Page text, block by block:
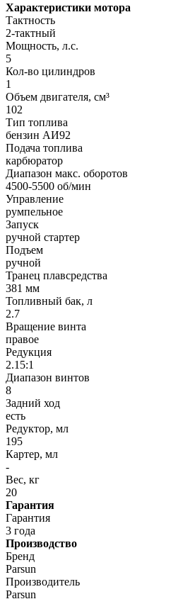
Характеристики мотора
Тактность
2-тактный
Мощность, л.с.
5
Кол-во цилиндров
1
Объем двигателя, см³
102
Тип топлива
бензин АИ92
Подача топлива
карбюратор
Диапазон макс. оборотов
4500-5500 об/мин
Управление
румпельное
Запуск
ручной стартер
Подъем
ручной
Транец плавсредства
381 мм
Топливный бак, л
2.7
Вращение винта
правое
Редукция
2.15:1
Диапазон винтов
8
Задний ход
есть
Редуктор, мл
195
Картер, мл
-
Вес, кг
20
Гарантия
Гарантия
3 года
Производство
Бренд
Parsun
Производитель
Parsun